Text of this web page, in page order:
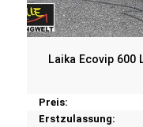
Laika Ecovip 600
Preis:
Erstzulassung: